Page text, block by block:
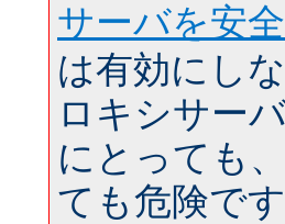
サーバを安
は有効にし
ロキシサー
にとっても
ても危険です